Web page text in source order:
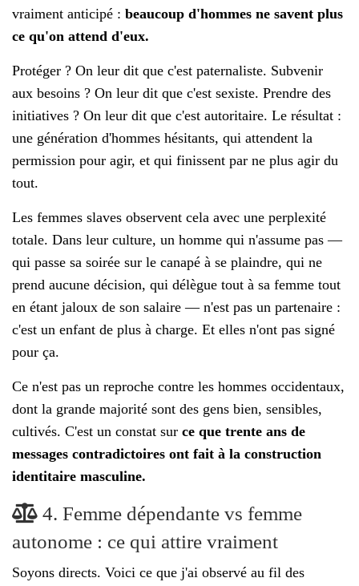
vraiment anticipé : beaucoup d'hommes ne savent plus
ce qu'on attend d'eux.
Protéger ? On leur dit que c'est paternaliste. Subvenir
aux besoins ? On leur dit que c'est sexiste. Prendre des
initiatives ? On leur dit que c'est autoritaire. Le résultat :
une génération d'hommes hésitants, qui attendent la
permission pour agir, et qui finissent par ne plus agir du
tout.
Les femmes slaves observent cela avec une perplexité
totale. Dans leur culture, un homme qui n'assume pas —
qui passe sa soirée sur le canapé à se plaindre, qui ne
prend aucune décision, qui délègue tout à sa femme tout
en étant jaloux de son salaire — n'est pas un partenaire :
c'est un enfant de plus à charge. Et elles n'ont pas signé
pour ça.
Ce n'est pas un reproche contre les hommes occidentaux,
dont la grande majorité sont des gens bien, sensibles,
cultivés. C'est un constat sur ce que trente ans de
messages contradictoires ont fait à la construction
identitaire masculine.
4. Femme dépendante vs femme
autonome : ce qui attire vraiment
Soyons directs. Voici ce que j'ai observé au fil des